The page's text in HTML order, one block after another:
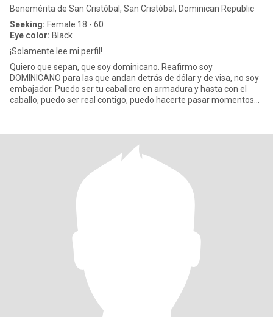
Benemérita de San Cristóbal, San Cristóbal, Dominican Republic
Seeking: Female 18 - 60
Eye color: Black
¡Solamente lee mi perfil!
Quiero que sepan, que soy dominicano. Reafirmo soy
DOMINICANO para las que andan detrás de dólar y de visa, no soy
embajador. Puedo ser tu caballero en armadura y hasta con el
caballo, puedo ser real contigo, puedo hacerte pasar momentos